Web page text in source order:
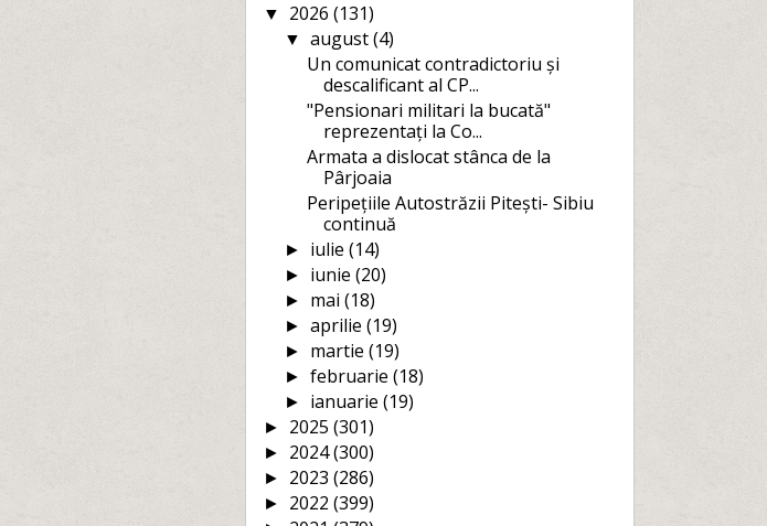
▼ 2026 (131)
▼ august(4)
Un comunicat contradictoriu și
descalificant al CP...
"Pensionari militari la bucată"
reprezentați la Co...
Armata a dislocat stânca de la
Pârjoaia
Peripețiile Autostrăzii Pitești- Sibiu
continuă
► iulie (14)
► iunie (20)
► mai (18)
► aprilie (19)
► martie (19)
► februarie (18)
► ianuarie (19)
► 2025 (301)
► 2024(300)
► 2023 (286)
► 2022 (399)